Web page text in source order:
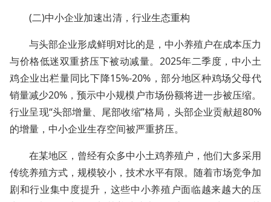
(二)中小企业加速出清，行业生态重构
与头部企业形成鲜明对比的是，中小养殖户在成本压力
与价格低迷双重挤压下被动减量。2025年二季度，中小土
鸡企业出栏量同比下降15%-20%，部分地区种鸡场父母代
销量减少20%，预示中小规模户市场份额将进一步被压缩。
行业呈现“头部增量、尾部收缩”格局，头部企业贡献超80%
的增量，中小企业生存空间被严重挤压。
在某地区，曾经有众多中小土鸡养殖户，他们大多采用
传统养殖方式，规模较小，技术水平有限。随着市场竞争加
剧和行业集中度提升，这些中小养殖户面临越来越大的压